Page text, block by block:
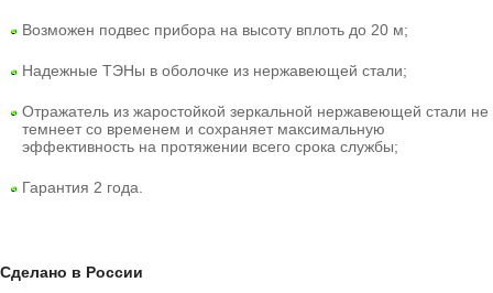
Возможен подвес прибора на высоту вплоть до 20 м;
Надежные ТЭНы в оболочке из нержавеющей стали;
Отражатель из жаростойкой зеркальной нержавеющей стали не
темнеет со временем и сохраняет максимальную
эффективность на протяжении всего срока службы;
Гарантия 2 года.
Сделано в России